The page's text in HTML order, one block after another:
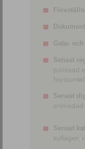
Gatu-
Senast
palissad
Senast
enmedad
Senast
kullager,